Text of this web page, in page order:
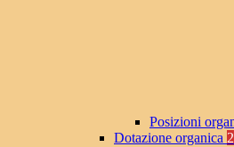
Posizioni
Dotazione organica 2